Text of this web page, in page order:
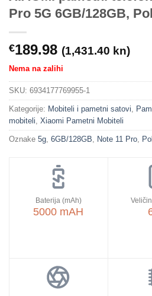
Pro 5G 6GB/128GB,
€189.98 (1,431.40 kn)
Nema na zalihi
SKU: 6934177769955-1
Kategorije: Mobiteli i pametni satovi
mobiteli Xiaomi Pametni Mobiteli
Oznake 5g 6GB/128GB Note 11 Pro
Baterija (mAh)
5000 mAH